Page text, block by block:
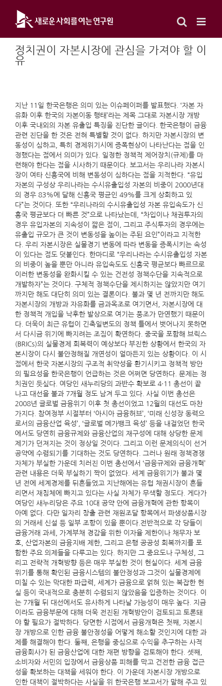
content
정치권이 자본시장에 관심을 가져야 할 이
유
지난 11일 한국은행은 의미 있는 이슈페이퍼를 발표했다. ‘자본 자
유화 이후 한국의 자본이동 행태’라는 제목 그대로 자본시장 개방
이후 국내외의 자본 유출입 특징을 진단한 글이다. 한국은행이 금융
관련 진단을 한 것은 전혀 특별할 것이 없다. 하지만 자본시장의 변
동성이 심하고, 특히 경제위기시에 증폭현상이 나타난다는 점을 인
정했다는 점에서 의미가 있다. 일정한 정책적 제어장치(규제)를 마
련해야 한다는 점을 시사하기 때문이다. 보고서는 우리나라 자본시
장이 여타 신흥국에 비해 변동성이 심하다는 점을 지적한다. “유입
자본의 구성상 우리나라는 수시유출입성 자본의 비중이 2000년대
의 경우 83%에 달해 신흥국 평균인 49%를 크게 상회하고 있
다”는 것이다. 또한 “우리나라의 수시유출입성 자본 유입속도가 신
흥국 평균보다 더 빠른 것”으로 나타났는데, “차입이나 채권투자의
경우 유입자본의 지속성이 짧은 점이, 그리고 주식투자의 경우에는
유출입 규모가 큰 것이 변동성을 높이는 주된 요인”이라고 지적한
다. 우리 자본시장은 실물경기 변동에 따라 변동을 증폭시키는 속성
이 있다는 점도 덧붙인다. 한마디로 “우리나라는 수시유출입성 자본
의 비중이 높을 뿐만 아니라 유입속도도 신흥국 평균보다 빠르므로
이러한 변동성을 완화시킬 수 있는 건전성 정책수단을 지속적으로
개발하자”는 것이다. 구체적 정책수단을 제시하지는 않았지만 여기
까지만 해도 대단히 의미 있는 결론이다. 불과 몇 년 전까지만 해도
자본시장의 개방과 자유화를 금과옥조로 여기면서, 자본시장에 대
한 정책적 개입을 낙후한 발상으로 여기는 풍조가 만연했기 때문이
다. 더욱이 최근 유럽이 긴축일변도의 정책 틀에서 벗어나지 못하면
서 다시금 위기에 빠지려는 조짐이 확연하다. 중국을 포함해 브릭스
(BRICs)의 실물경제 회복력이 예상보다 부진한 상황에서 한국의 자
본시장이 다시 불안정해질 개연성이 얼마든지 있는 상황이다. 이 시
점에서 한국 자본시장의 구조적 취약성을 환기시키고 정책적 방안
의 필요성을 한국은행이 언급하는 것은 어쩌면 당연하다. 문제는 정
치권인 듯싶다. 여당인 새누리당의 과반수 확보로 4·11 총선이 끝
나고 대선을 불과 7개월 정도 남겨 두고 있다. 사실 이번 총선은
2008년 글로벌 금융위기 이후 첫 총선이었고 12월의 대선도 마찬
가지다. 참여정부 시절부터 ‘아시아 금융허브’, ‘미래 신성장 동력으
로서의 금융산업 육성’, ‘글로벌 메가뱅크 육성’ 등을 내걸었던 한국
에서도 당연히 금융규제와 금융산업의 재구성에 대해 상당한 문제
제기가 던져지는 것이 정상일 것이다. 그리고 이런 문제의식이 선거
공약에 수렴되기를 기대하는 것도 당연하다. 그러나 원래 정책경쟁
자체가 부실한 가운데 치러진 이번 총선에서 ‘금융규제와 금융개혁’
관련 내용은 더욱 부실하기 짝이 없었다. 세계 금융위기가 불과 몇
년 전에 세계경제를 뒤흔들었고 지난해에는 유럽 채권시장이 흔들
리면서 재침체에 빠지고 있다는 사실 자체가 무색할 정도다. 게다가
여당인 새누리당은 주요 10대 공약 안에 금융개혁에 관한 항목이
아예 없다. 다만 일자리 창출 관련 재원조달 항목에서 파생상품시장
의 거래세 신설 등 일부 조항이 있을 뿐이다.전반적으로 각 당들이
금융거래 과세, 가계부채 경감을 위한 이자율 제한이나 채무자 보
호, 산업자본의 금융지배 제한, 그리고 은행 공공성 회복까지를 포
함한 주요 의제들을 다루고는 있다. 하지만 그 중요도나 구체성, 그
리고 전략적 개혁방향 등은 매우 부실한 것이 현실이다. 세계 금융
위기를 통해 확인된 금융시스템의 불안정성과 그것이 실물경제에
미칠 수 있는 막대한 파급력, 세계가 금융으로 얽혀 있는 복잡한 현
실 등이 국내적으로 충분히 수렴되지 않았음을 입증하는 것이다. 이
는 7개월 뒤 대선에서도 유사하게 나타날 가능성이 매우 높다. 지금
이라도 금융부문에 대해 더욱 전진된 개혁방안이 검토되고 토론돼
야 할 필요가 절박하다. 당면한 시점에서 금융개혁은 첫째, 자본시
장 개방으로 인한 금융 불안정성을 어떻게 해소할 것인지에 대한 과
제를 해결해야 한다. 둘째, 은행을 중심으로 수익을 추구하는 사적
금융회사가 된 금융산업에 대한 재편 방향을 검토해야 한다. 셋째,
소비자와 서민의 입장에서 금융상품 피해를 막고 건전한 금융 접근
성을 확보하는 대책을 세워야 한다. 이 가운데 자본시장 개방으로
인한 대책이 절박하다는 사실을 위 한국은행 보고서가 말해 주고 있